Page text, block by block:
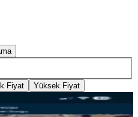
Fiyat Yüksek Fiyat
Köyü Satlık Arsa